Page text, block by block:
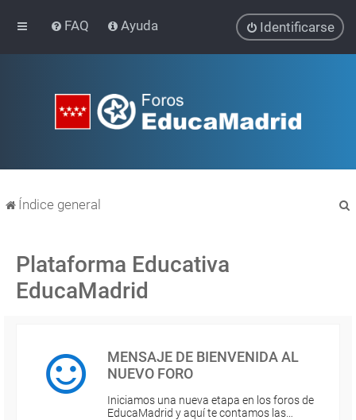
FAQ Ayuda Identificarse
Índice general
Plataforma Educativa
EducaMadrid
MENSAJE DE BIENVENIDA AL
NUEVO FORO
Iniciamos una nueva etapa en los foros de
EducaMadrid y aquí te contamos las…